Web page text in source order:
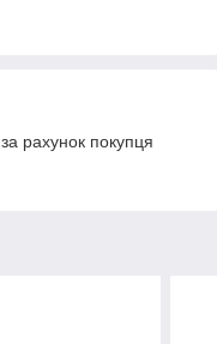
рахунок покупця